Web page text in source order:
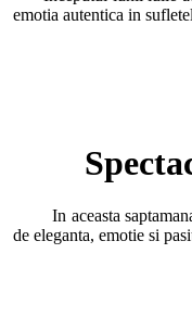
emotia autentica in
In aceasta saptamana,
de eleganta, emotie si